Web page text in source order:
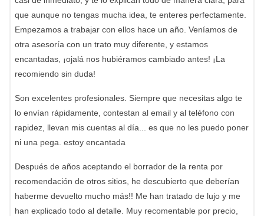
que aunque no tengas mucha idea, te enteres perfectamente.
Empezamos a trabajar con ellos hace un año. Veníamos de
otra asesoría con un trato muy diferente, y estamos
encantadas, ¡ojalá nos hubiéramos cambiado antes! ¡La
recomiendo sin duda!
Son excelentes profesionales. Siempre que necesitas algo te
lo envían rápidamente, contestan al email y al teléfono con
rapidez, llevan mis cuentas al día... es que no les puedo poner
ni una pega. estoy encantada
Después de años aceptando el borrador de la renta por
recomendación de otros sitios, he descubierto que deberían
haberme devuelto mucho más!! Me han tratado de lujo y me
han explicado todo al detalle. Muy recomentable por precio,